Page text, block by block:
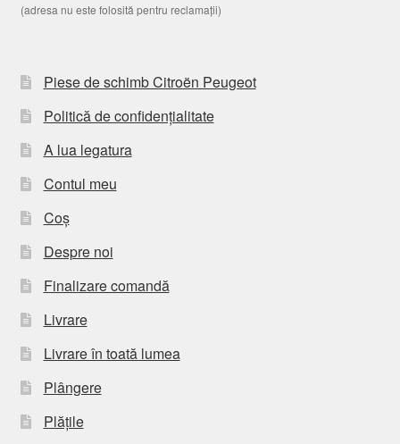
(adresa nu este folosită pentru reclamații)
Piese de schimb Citroën Peugeot
Politică de confidențialitate
A lua legatura
Contul meu
Coș
Despre noi
Finalizare comandă
Livrare
Livrare în toată lumea
Plângere
Plățile